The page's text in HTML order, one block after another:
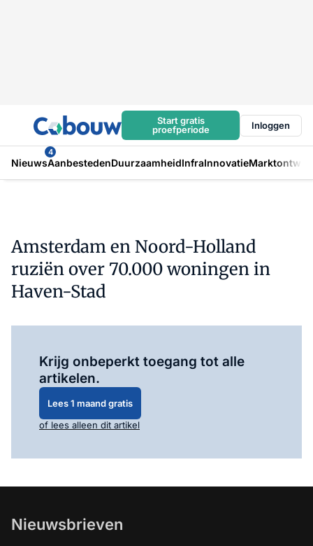
Start gratis
proefperiode
Inloggen
Nieuws
4
AanbestedenDuurzaamheidInfraInnovatie
Amsterdam en Noord-Holland
ruziën over 70.000 woningen in
Haven-Stad
Krijg onbeperkt toegang tot alle
artikelen.
Lees 1 maand gratis
of lees alleen dit artikel
Nieuwsbrieven